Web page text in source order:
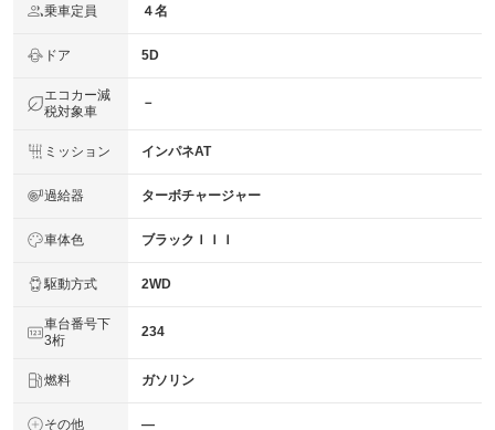
乗車定員 ４名
ドア 5D
エコカー減
税対象車
－
ミッション インパネAT
過給器 ターボチャージャー
車体色 ブラックＩＩＩ
駆動方式 2WD
車台番号下
3桁
234
燃料 ガソリン
その他 ―